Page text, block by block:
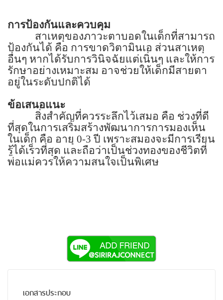
การป้องกันและควบคุม
สาเหตุของภาวะตาบอดในเด็กที่สามารถ
ป้องกันได้ คือ การขาดวิตามินเอ ส่วนสาเหตุ
อื่นๆ หากได้รับการวินิจฉัยแต่เนิ่นๆ และให้การ
รักษาอย่างเหมาะสม อาจช่วยให้เด็กมีสายตา
อยู่ในระดับปกติได้
ข้อเสนอแนะ
สิ่งสำคัญที่ควรระลึกไว้เสมอ คือ ช่วงที่ดี
ที่สุดในการเสริมสร้างพัฒนาการการมองเห็น
ในเด็ก คือ อายุ 0-3ปี เพราะสมองจะมีการเรียน
รู้ได้เร็วที่สุด และถือว่าเป็นช่วงทองของชีวิตที่
พ่อแม่ควรให้ความสนใจเป็นพิเศษ
เอกสารประกอบ